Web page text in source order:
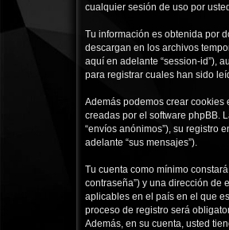
cualquier sesión de uso por
Tu información es obtenida por
descargan en los archivos
aquí en adelante “session-id”),
para registrar cuales han sido
Además podemos crear cookies
creadas por el software phpBB.
“envíos anónimos”), su registro
adelante “sus mensajes”).
Tu cuenta como mínimo
contraseña”) y una dirección de
aplicables en el país en el que
proceso de registro será
Además, en su cuenta, usted